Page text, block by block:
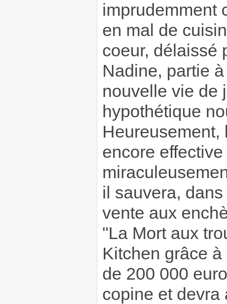
imprudemment
en mal de
coeur, délaissé
Nadine, partie
nouvelle vie de
hypothétique
Heureusement,
encore
il sauvera,
vente aux
"La Mort aux
Kitchen grâce à
de 200 000
copine et devra